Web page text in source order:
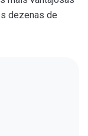
dezenas de